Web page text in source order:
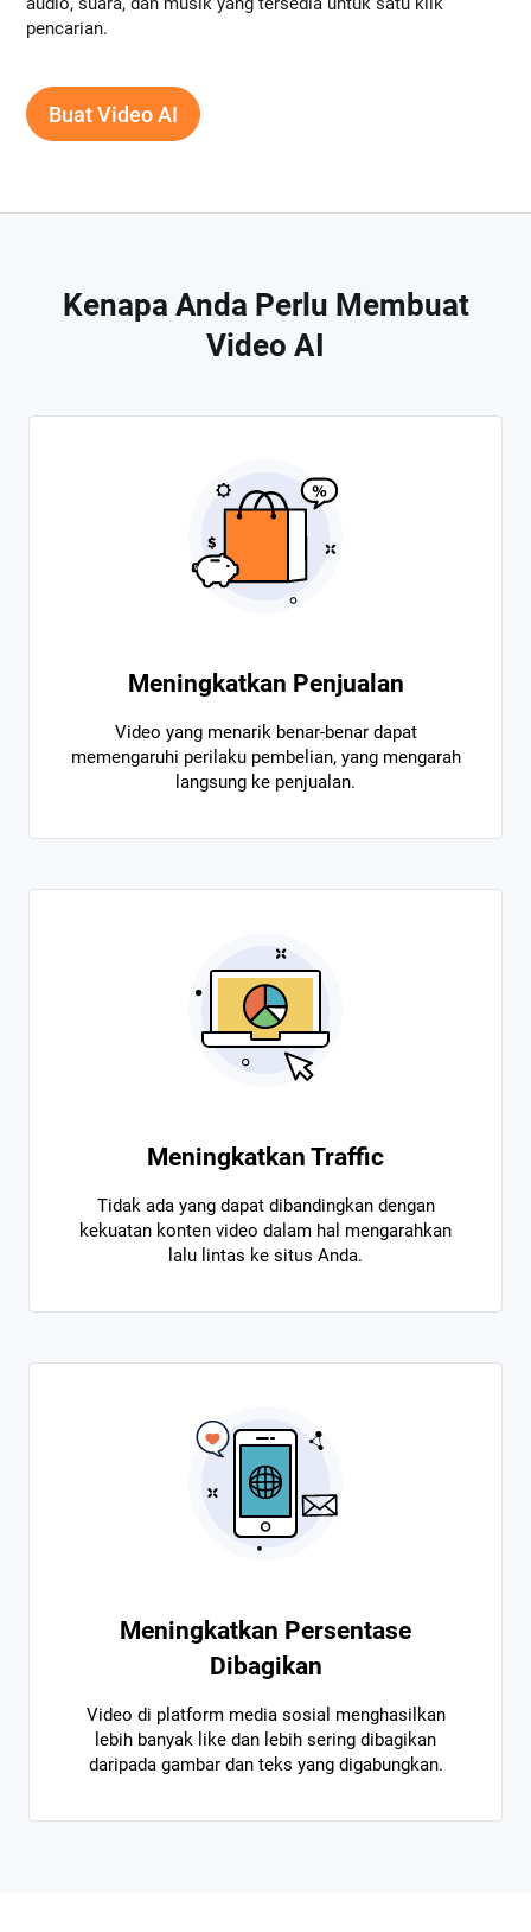
pencarian.
Buat Video AI
Kenapa Anda Perlu Membuat
Video AI
Meningkatkan Penjualan
Video yang menarik benar-benar dapat
memengaruhi perilaku pembelian, yang mengarah
langsung ke penjualan.
Meningkatkan Traffic
Tidak ada yang dapat dibandingkan dengan
kekuatan konten video dalam hal mengarahkan
lalu lintas ke situs Anda.
Meningkatkan Persentase
Dibagikan
Video di platform media sosial menghasilkan
lebih banyak like dan lebih sering dibagikan
daripada gambar dan teks yang digabungkan.